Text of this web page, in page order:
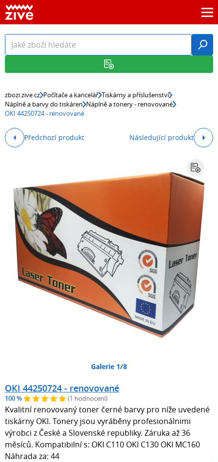
zbozi.zive.cz Počítače a kancelář Tiskárny a příslušenství
Náplně a barvy do tiskáren Náplně a tonery - renovované
OKI 44250724 - renovované
Předchozí produkt Následující produkt
Galerie 1/8
OKI 44250724 - renovované
100 % (1 hodnocení)
Kvalitní renovovaný toner černé barvy pro níže uvedené
tiskárny OKI. Tonery jsou vyráběny profesionálnimi
výrobci z České a Slovenské republiky. Záruka až 36
měsíců. Kompatibilní s: OKI C110 OKI C130 OKI MC160
Náhrada za: 44